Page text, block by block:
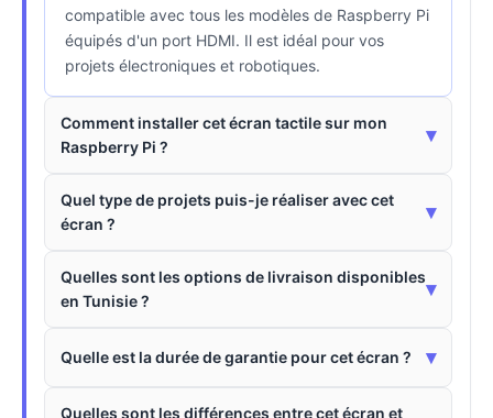
compatible avec tous les modèles de Raspberry Pi
équipés d'un port HDMI. Il est idéal pour vos
projets électroniques et robotiques.
Comment installer cet écran tactile sur mon
Raspberry Pi ?
▾
Quel type de projets puis-je réaliser avec cet
écran ?
▾
Quelles sont les options de livraison disponibles
en Tunisie ?
▾
Quelle est la durée de garantie pour cet écran ? ▾
Quelles sont les différences entre cet écran et